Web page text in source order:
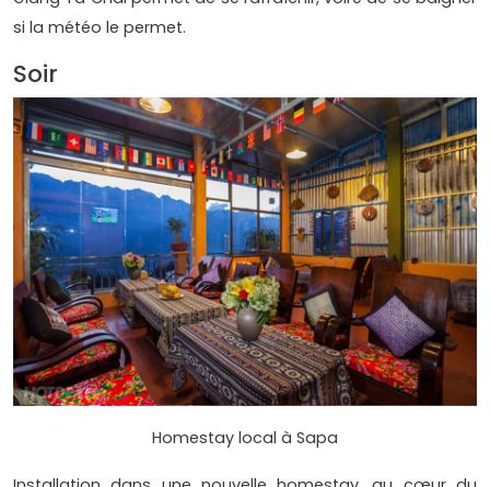
si la météo le permet.
Soir
Homestay local à Sapa